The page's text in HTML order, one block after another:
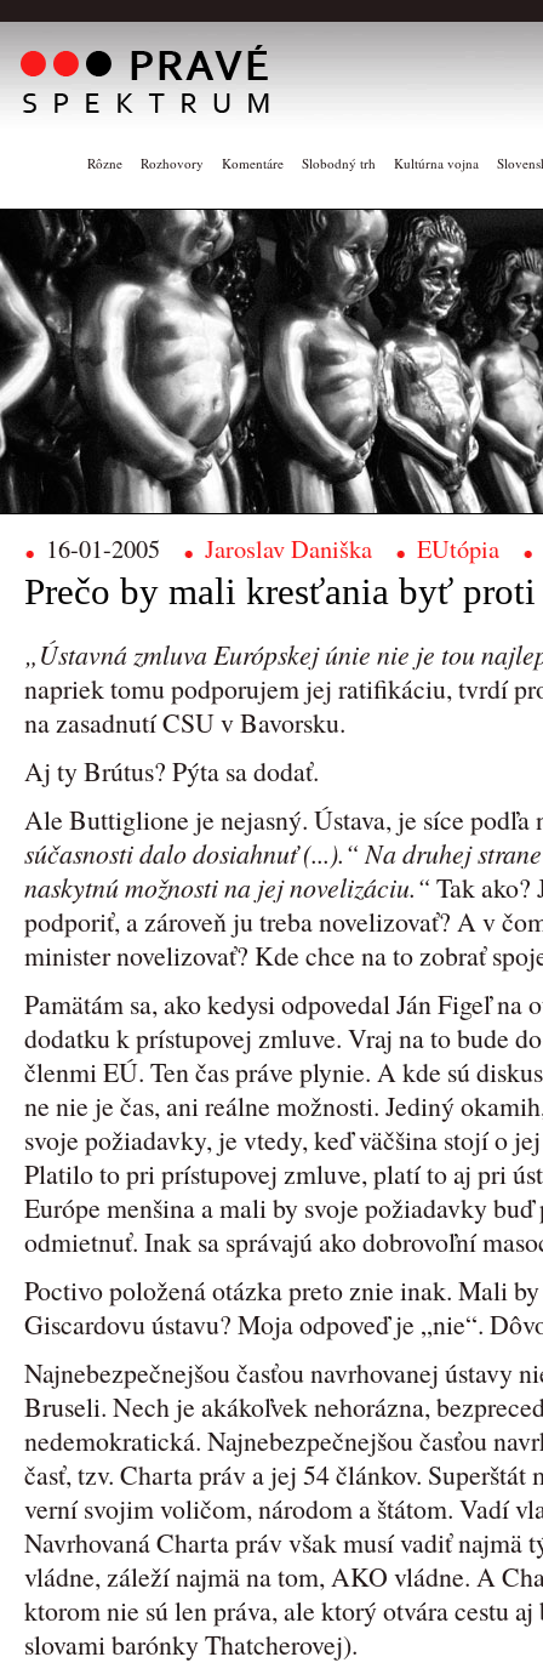
Rôzne Rozhovory Komentáre Slobodný trh Kultúrna vojna
16-01-2005 Jaroslav Daniška EUtópia
Prečo by mali kresťania byť proti
„Ústavná zmluva Európskej únie nie je tou
napriek tomu podporujem jej ratifikáciu, tvrdí
na zasadnutí CSU v Bavorsku.
Aj ty Brútus? Pýta sa dodať.
Ale Buttiglione je nejasný. Ústava, je síce podľa
súčasnosti dalo dosiahnuť (...).“ Na druhej
naskytnú možnosti na jej novelizáciu.“ Tak ako?
podporiť, a zároveň ju treba novelizovať? A v
minister novelizovať? Kde chce na to zobrať
Pamätám sa, ako kedysi odpovedal Ján Figeľ na
dodatku k prístupovej zmluve. Vraj na to bude
členmi EÚ. Ten čas práve plynie. A kde sú
ne nie je čas, ani reálne možnosti. Jediný
svoje požiadavky, je vtedy, keď väčšina stojí o
Platilo to pri prístupovej zmluve, platí to aj pri
Európe menšina a mali by svoje požiadavky buď
odmietnuť. Inak sa správajú ako dobrovoľní
Poctivo položená otázka preto znie inak. Mali
Giscardovu ústavu? Moja odpoveď je „nie“.
Najnebezpečnejšou časťou navrhovanej ústavy
Bruseli. Nech je akákoľvek nehorázna,
nedemokratická. Najnebezpečnejšou časťou
časť, tzv. Charta práv a jej 54 článkov.
verní svojim voličom, národom a štátom. Vadí
Navrhovaná Charta práv však musí vadiť
vládne, záleží najmä na tom, AKO vládne. A
ktorom nie sú len práva, ale ktorý otvára cestu
slovami barónky Thatcherovej).